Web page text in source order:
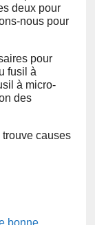
deux pour
nous pour
pour
fusil à
à micro-
des
trouve causes